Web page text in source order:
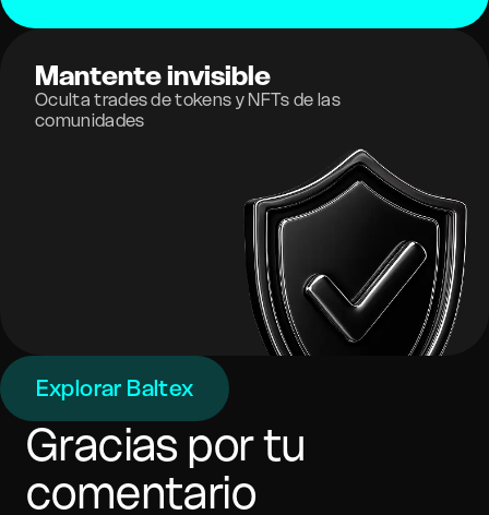
Mantente invisible
Oculta trades de tokens y NFTs de las
comunidades
Explorar Baltex
Gracias por tu
comentario